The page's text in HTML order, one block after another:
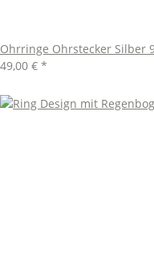
Ohrringe Ohrstecker Silber
49,00 € *